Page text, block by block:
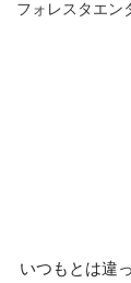
フォレスタエン
いつもとは違